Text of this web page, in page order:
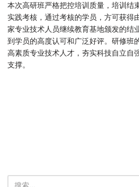
本次高研班严格把控培训质量，培训结
实践考核，通过考核的学员，方可获得
家专业技术人员继续教育基地颁发的结
到学员的高度认可和广泛好评。研修班
高素质专业技术人才，夯实科技自立自
支撑。